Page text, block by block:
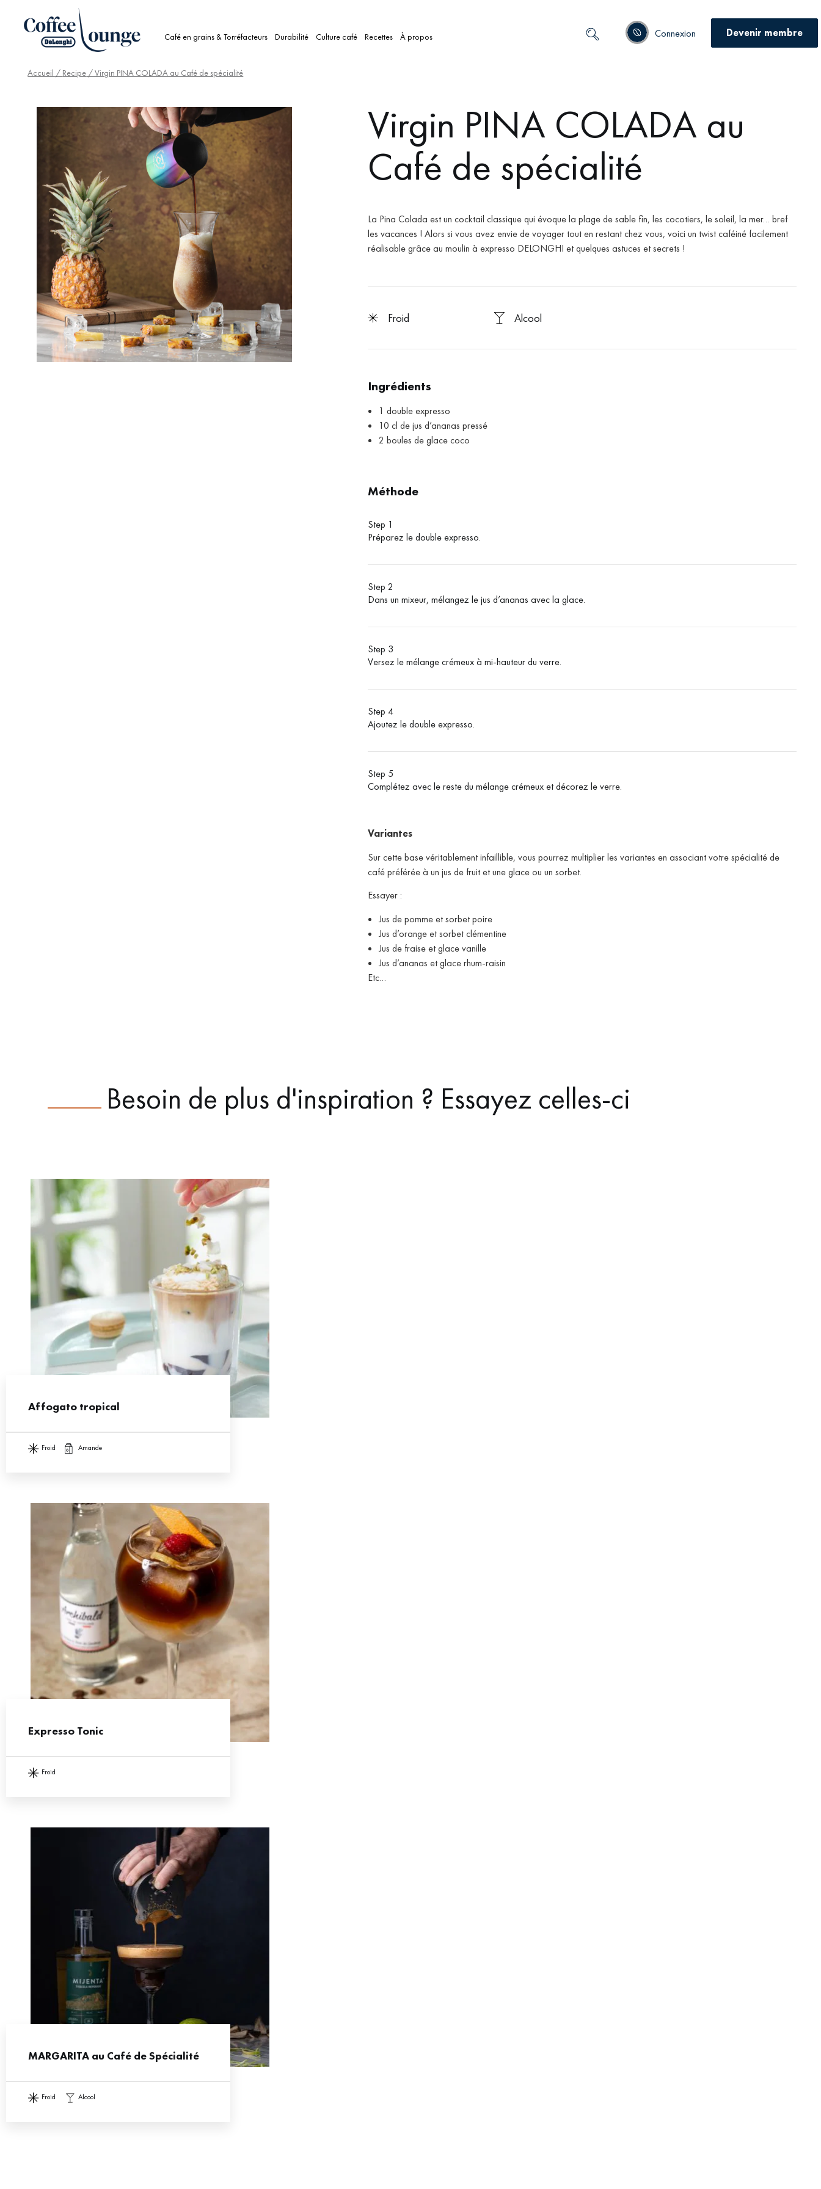
Café en grains & Torréfacteurs Durabilité Culture café Recettes À propos Connexion Devenir membre
Accueil / Recipe / Virgin PINA COLADA au Café de spécialité
Virgin PINA COLADA au
Café de spécialité
La Pina Colada est un cocktail classique qui évoque la plage de sable fin, les cocotiers, le soleil, la mer… bref
les vacances !Alors si vous avez envie de voyager tout en restant chez vous, voici un twist caféiné facilement
réalisable grâce au moulin à expresso DELONGHI et quelques astuces et secrets !
froid Alcool
Ingrédients
1 double expresso
10 cl de jus d’ananas pressé
2 boules de glace coco
Méthode
Step 1
Préparez le double expresso.
Step 2
Dans un mixeur, mélangez le jus d’ananas avec la glace.
Step 3
Versez le mélange crémeux à mi-hauteur du verre.
Step 4
Ajoutez le double expresso.
Step 5
Complétez avec le reste du mélange crémeux et décorez le verre.
Variantes
Sur cette base véritablement infaillible, vous pourrez multiplier les variantes en associant votre spécialité de
café préférée à un jus de fruit et une glace ou un sorbet.
Essayer :
Jus de pomme et sorbet poire
Jus d’orange et sorbet clémentine
Jus de fraise et glace vanille
Jus d’ananas et glace rhum-raisin
Etc…
Besoin de plus d'inspiration ? Essayez celles-ci
Affogato tropical
froid amande
Expresso Tonic
froid
MARGARITA au Café de Spécialité
froid alcool